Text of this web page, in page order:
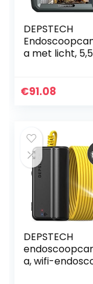
DEPSTECH
a met licht, 5,5
1080p opname
€91.08
DEPSTECH
a, wifi-